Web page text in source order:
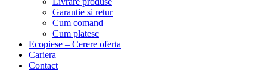
Garantie si retur
Cum comand
Cum platesc
Ecopiese – Cerere oferta
Cariera
Contact